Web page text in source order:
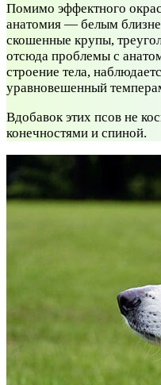
Помимо эффектного
анатомия — белым
скошенные крупы,
отсюда проблемы с
строение тела,
уравновешенный
Вдобавок этих псов не
конечностями и спиной.